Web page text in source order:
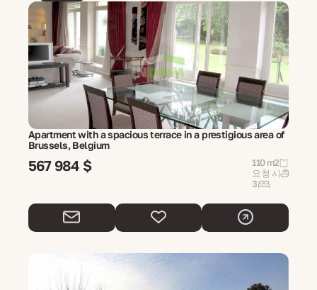
Apartment with a spacious terrace in a prestigious area of
Brussels, Belgium
567 984 $
110 m2
요청 시
3